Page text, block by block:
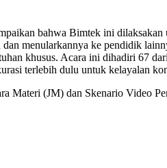
bahwa Bimtek ini
menularkannya ke pendidik
khusus. Acara ini dihadiri 67
terlebih dulu untuk kelayalan
Materi (JM) dan Skenario Video